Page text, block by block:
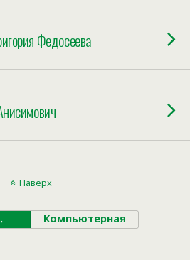
Федосеева
Наверх
Компьютерная